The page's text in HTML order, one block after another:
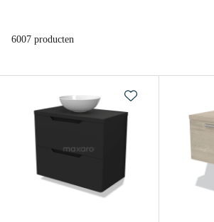
6007 producten